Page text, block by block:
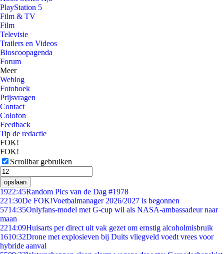
PlayStation 5
Film & TV
Film
Televisie
Trailers en Videos
Bioscoopagenda
Forum
Meer
Weblog
Fotoboek
Prijsvragen
Contact
Colofon
Feedback
Tip de redactie
FOK!
FOK!
Scrollbar gebruiken
opslaan
1922:45Random Pics van de Dag #1978
221:30De FOK!Voetbalmanager 2026/2027 is begonnen
5714:35Onlyfans-model met G-cup wil als NASA-ambassadeur naar
maan
2214:09Huisarts per direct uit vak gezet om ernstig alcoholmisbruik
1610:32Drone met explosieven bij Duits vliegveld voedt vrees voor
hybride aanval